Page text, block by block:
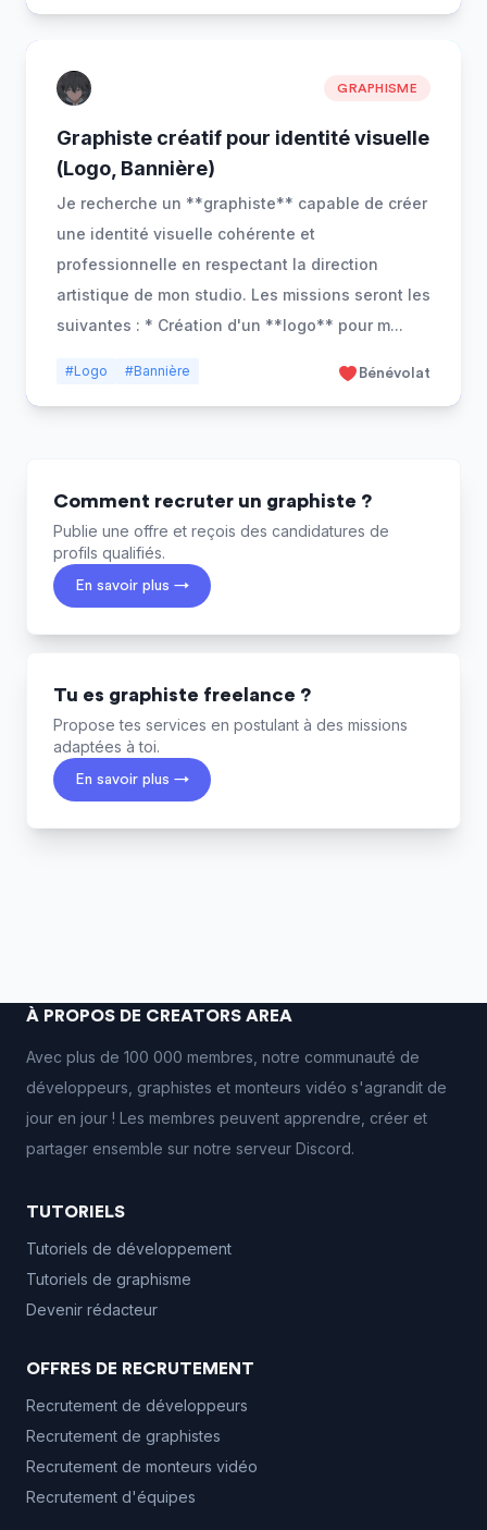
GRAPHISME
Graphiste créatif pour identité visuelle
(Logo, Bannière)
Je recherche un **graphiste** capable de créer
une identité visuelle cohérente et
professionnelle en respectant la direction
artistique de mon studio. Les missions seront les
suivantes : * Création d'un **logo** pour m...
#Logo #Bannière Bénévolat
Comment recruter un graphiste ?
Publie une offre et reçois des candidatures de
profils qualifiés.
En savoir plus →
Tu es graphiste freelance ?
Propose tes services en postulant à des missions
adaptées à toi.
En savoir plus →
À PROPOS DE CREATORS AREA
Avec plus de 100 000 membres, notre communauté de
développeurs, graphistes et monteurs vidéo s'agrandit de
jour en jour ! Les membres peuvent apprendre, créer et
partager ensemble sur notre serveur Discord.
TUTORIELS
Tutoriels de développement
Tutoriels de graphisme
Devenir rédacteur
OFFRES DE RECRUTEMENT
Recrutement de développeurs
Recrutement de graphistes
Recrutement de monteurs vidéo
Recrutement d'équipes